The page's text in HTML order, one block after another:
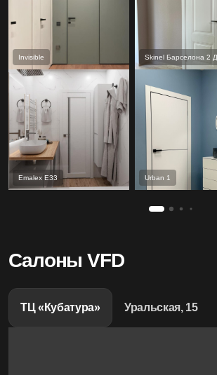
Invisible
Emalex Е33
Skinel Барселона 2
Urban 1
Салоны VFD
ТЦ «Кубатура» Уральская, 15